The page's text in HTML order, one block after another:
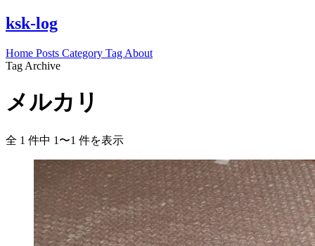
ksk-log
Home Posts Category Tag About
Tag Archive
メルカリ
全 1 件中 1〜1 件を表示